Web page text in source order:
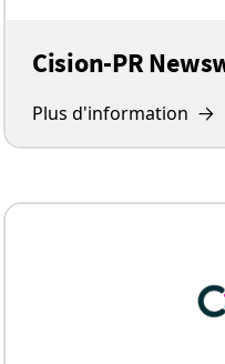
Cision-PR
Plus d'information